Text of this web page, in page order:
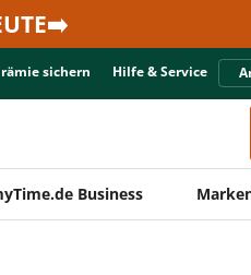
sichern Hilfe & Service
Business